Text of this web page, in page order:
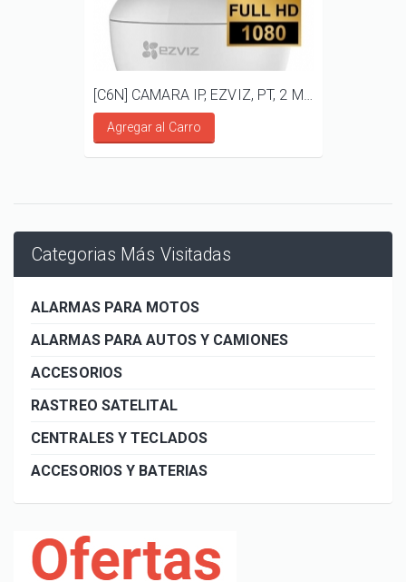
[C6N] CAMARA IP, EZVIZ, PT, 2 MP, AUDIO BIDIRECCIONAL
Agregar al Carro
Categorias Más Visitadas
ALARMAS PARA MOTOS
ALARMAS PARA AUTOS Y CAMIONES
ACCESORIOS
RASTREO SATELITAL
CENTRALES Y TECLADOS
ACCESORIOS Y BATERIAS